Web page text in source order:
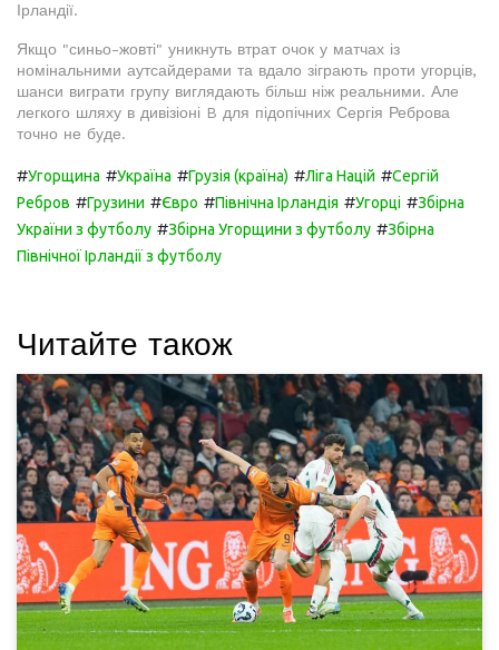
Ірландії.
Якщо "синьо-жовті" уникнуть втрат очок у матчах із
номінальними аутсайдерами та вдало зіграють проти угорців,
шанси виграти групу виглядають більш ніж реальними. Але
легкого шляху в дивізіоні B для підопічних Сергія Реброва
точно не буде.
#Угорщина #Україна #Грузія (країна) #Ліга Націй #Сергій
Ребров #Грузини #Євро #Північна Ірландія #Угорці #Збірна
України з футболу #Збірна Угорщини з футболу #Збірна
Північної Ірландії з футболу
Читайте також